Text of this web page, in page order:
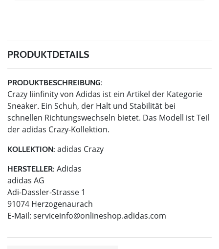
PRODUKTDETAILS
PRODUKTBESCHREIBUNG:
Crazy Iiinfinity von Adidas ist ein Artikel der Kategorie
Sneaker. Ein Schuh, der Halt und Stabilität bei
schnellen Richtungswechseln bietet. Das Modell ist Teil
der adidas Crazy-Kollektion.
KOLLEKTION: adidas Crazy
HERSTELLER: Adidas
adidas AG
Adi-Dassler-Strasse 1
91074 Herzogenaurach
E-Mail: serviceinfo@onlineshop.adidas.com